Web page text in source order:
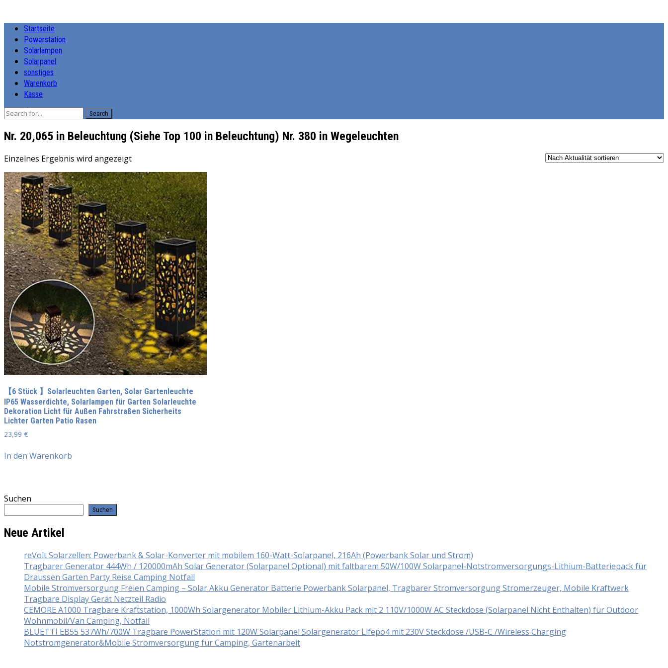
Startseite
Powerstation
Solarlampen
Solarpanel
sonstiges
Warenkorb
Kasse
Search
Nr. 20,065 in Beleuchtung (Siehe Top 100 in Beleuchtung) Nr. 380 in Wegeleuchten
Einzelnes Ergebnis wird angezeigt
【6 Stück 】Solarleuchten Garten, Solar Gartenleuchte
IP65 Wasserdichte, Solarlampen für Garten Solarleuchte
Dekoration Licht für Außen Fahrstraßen Sicherheits
Lichter Garten Patio Rasen
23,99 €
In den Warenkorb
Suchen
Suchen
Neue Artikel
reVolt Solarzellen: Powerbank & Solar-Konverter mit mobilem 160-Watt-Solarpanel, 216Ah (Powerbank Solar und Strom)
Tragbarer Generator 444Wh / 120000mAh Solar Generator (Solarpanel Optional) mit faltbarem 50W/100W Solarpanel-Notstromversorgungs-Lithium-Batteriepack für
Draussen Garten Party Reise Camping Notfall
Mobile Stromversorgung Freien Camping – Solar Akku Generator Batterie Powerbank Solarpanel, Tragbarer Stromversorgung Stromerzeuger, Mobile Kraftwerk
Tragbare Display Gerät Netzteil Radio
CEMORE A1000 Tragbare Kraftstation, 1000Wh Solargenerator Mobiler Lithium-Akku Pack mit 2 110V/1000W AC Steckdose (Solarpanel Nicht Enthalten) für Outdoor
Wohnmobil/Van Camping, Notfall
BLUETTI EB55 537Wh/700W Tragbare PowerStation mit 120W Solarpanel Solargenerator Lifepo4 mit 230V Steckdose /USB-C /Wireless Charging
Notstromgenerator&Mobile Stromversorgung für Camping, Gartenarbeit